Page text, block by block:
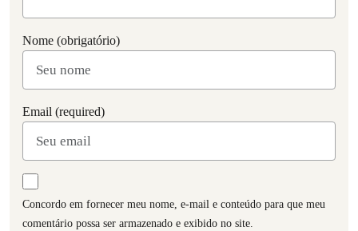
Nome (obrigatório)
Email (required)
Concordo em fornecer meu nome, e-mail e conteúdo para que meu
comentário possa ser armazenado e exibido no site.